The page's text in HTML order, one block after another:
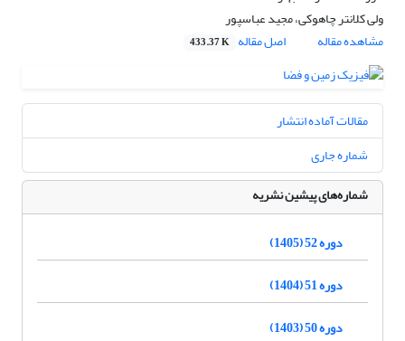
ولی کلانتر چاهوکی، مجید عباسپور
مشاهده مقاله
اصل مقاله 433.37 K
مقالات آماده انتشار
شماره جاری
شماره‌های پیشین نشریه
دوره 52 (1405)
دوره 51 (1404)
دوره 50 (1403)